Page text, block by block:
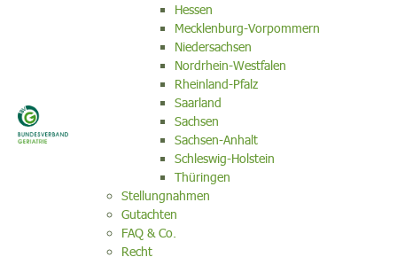
Hessen
Mecklenburg-Vorpommern
Niedersachsen
Nordrhein-Westfalen
Rheinland-Pfalz
Saarland
Sachsen
Sachsen-Anhalt
Schleswig-Holstein
Thüringen
Stellungnahmen
Gutachten
FAQ & Co.
Recht